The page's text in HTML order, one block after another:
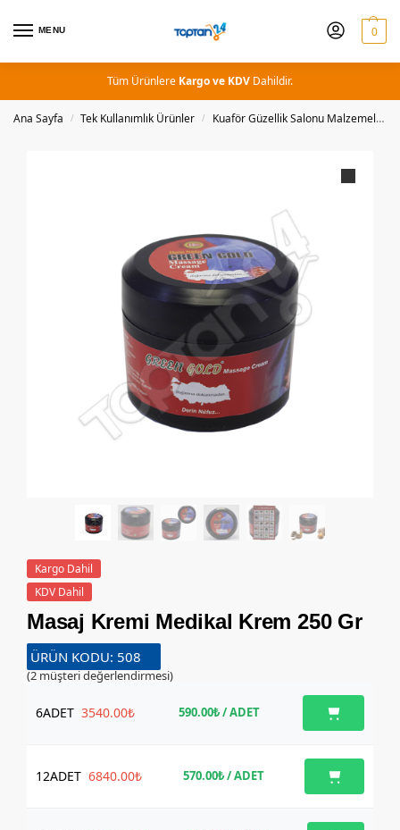
MENU 0
Tüm Ürünlere Kargo ve KDV Dahildir.
Ana Sayfa / Tek Kullanımlık Ürünler / Kuaför Güzellik Salonu Malzemeleri
Kargo Dahil
KDV Dahil
Masaj Kremi Medikal Krem 250 Gr
ÜRÜN KODU: 508
(2müşteri değerlendirmesi)
6ADET 3540.00₺ 590.00₺/ ADET
12ADET 6840.00₺ 570.00₺/ ADET